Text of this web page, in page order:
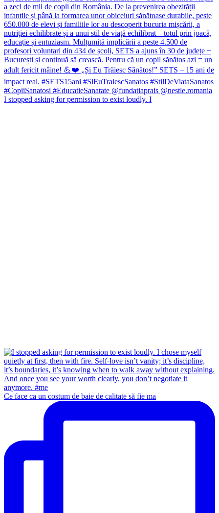
I stopped asking for permission to exist loudly. I
Ce face ca un costum de baie de calitate să fie ma